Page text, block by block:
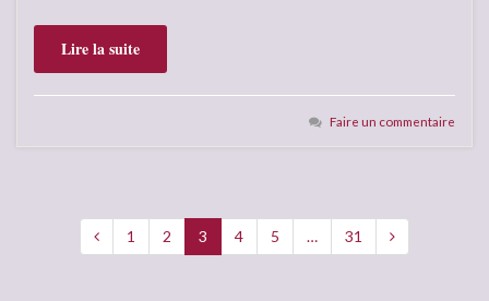
Lire la suite
Faire un commentaire
1 2 3 4 5 … 31